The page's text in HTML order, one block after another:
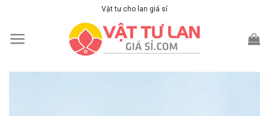
content
Vật tư cho lan giá sỉ